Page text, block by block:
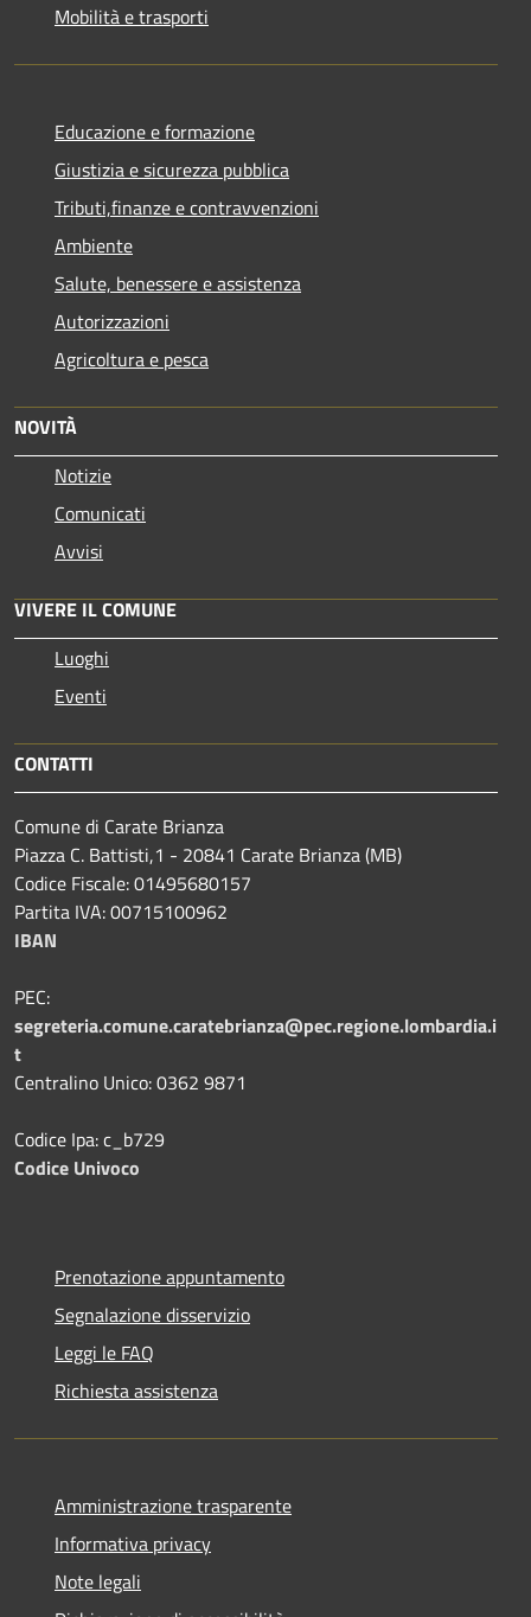
Mobilità e trasporti
Educazione e formazione
Giustizia e sicurezza pubblica
Tributi,finanze e contravvenzioni
Ambiente
Salute, benessere e assistenza
Autorizzazioni
Agricoltura e pesca
NOVITÀ
Notizie
Comunicati
Avvisi
VIVERE IL COMUNE
Luoghi
Eventi
CONTATTI
Comune di Carate Brianza
Piazza C. Battisti,1 - 20841 Carate Brianza (MB)
Codice Fiscale: 01495680157
Partita IVA: 00715100962
IBAN
PEC:
segreteria.comune.caratebrianza@pec.regione.lombardia.i
t
Centralino Unico: 0362 9871
Codice Ipa: c_b729
Codice Univoco
Prenotazione appuntamento
Segnalazione disservizio
Leggi le FAQ
Richiesta assistenza
Amministrazione trasparente
Informativa privacy
Note legali